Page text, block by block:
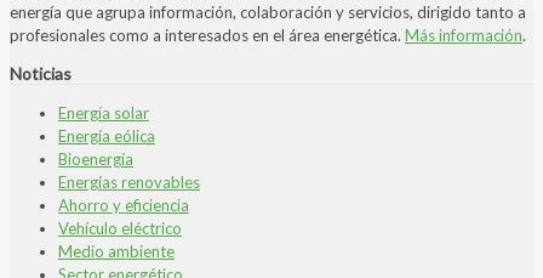
energía que agrupa información, colaboración y servicios, dirigido tanto a
profesionales como a interesados en el área energética. Más información.
Noticias
Energía solar
Energía eólica
Bioenergía
Energías renovables
Ahorro y eficiencia
Vehículo eléctrico
Medio ambiente
Sector energético